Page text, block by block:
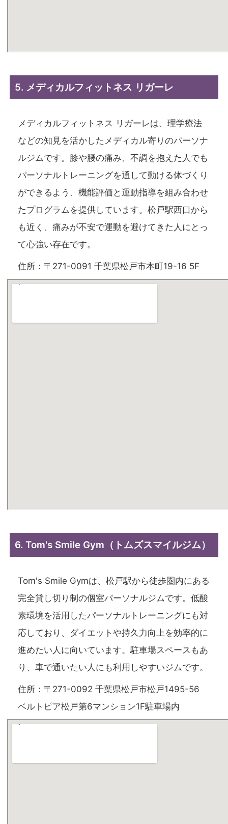
5. メディカルフィットネス リガーレ
メディカルフィットネス リガーレは、理学療法
などの知見を活かしたメディカル寄りのパーソナ
ルジムです。膝や腰の痛み、不調を抱えた人でも
パーソナルトレーニングを通して動ける体づくり
ができるよう、機能評価と運動指導を組み合わせ
たプログラムを提供しています。松戸駅西口から
も近く、痛みが不安で運動を避けてきた人にとっ
て心強い存在です。
住所：〒271-0091 千葉県松戸市本町19-16 5F
6. Tom's Smile Gym（トムズスマイルジム）
Tom's Smile Gymは、松戸駅から徒歩圏内にある
完全貸し切り制の個室パーソナルジムです。低酸
素環境を活用したパーソナルトレーニングにも対
応しており、ダイエットや持久力向上を効率的に
進めたい人に向いています。駐車場スペースもあ
り、車で通いたい人にも利用しやすいジムです。
住所：〒271-0092 千葉県松戸市松戸1495-56
ベルトピア松戸第6マンション1F駐車場内